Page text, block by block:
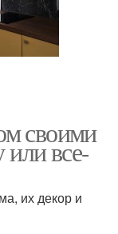
своими
все-
их декор и